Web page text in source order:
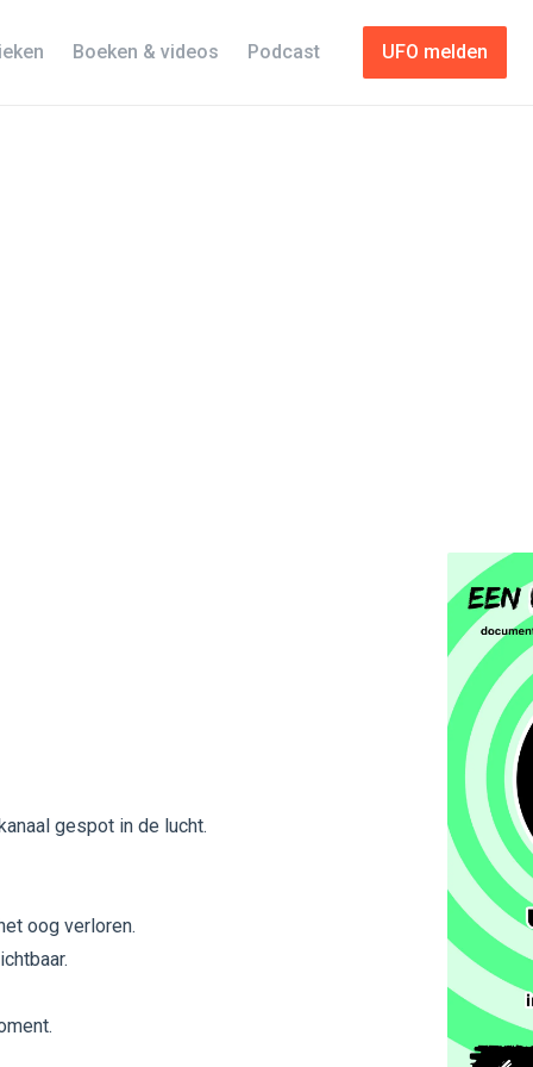
UFO melden
Boeken & videos Podcast
gespot in de lucht.
oog verloren.